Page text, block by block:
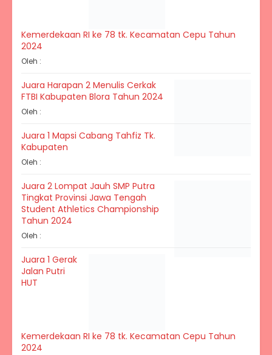
Kemerdekaan RI ke 78 tk. Kecamatan Cepu Tahun
2024
Oleh :
Juara Harapan 2 Menulis Cerkak
FTBI Kabupaten Blora Tahun 2024
Oleh :
Juara 1 Mapsi Cabang Tahfiz Tk.
Kabupaten
Oleh :
Juara 2 Lompat Jauh SMP Putra
Tingkat Provinsi Jawa Tengah
Student Athletics Championship
Tahun 2024
Oleh :
Juara 1 Gerak
Jalan Putri
HUT
Kemerdekaan RI ke 78 tk. Kecamatan Cepu Tahun
2024